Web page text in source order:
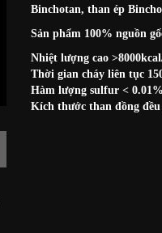
Binchotan, than ép
Sản phẩm 100% nguồn
Nhiệt lượng cao
Thời gian cháy liên tục
Hàm lượng sulfur <
Kích thước than đồng